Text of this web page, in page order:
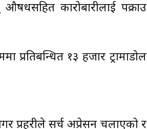
कारोबारीलाई पक्राउ
प्रतिबन्धित १३ हजार ट्रामाडोल
प्रहरीले सर्च अप्रेसन चलाएको र